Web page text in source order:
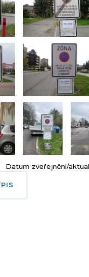
Datum zveřejnění/